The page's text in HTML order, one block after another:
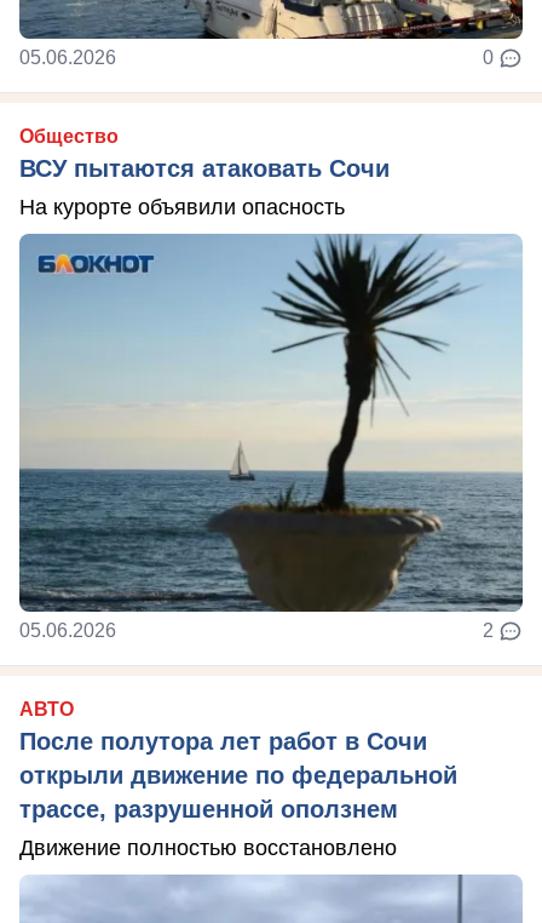
05.06.2026 0
Общество
ВСУ пытаются атаковать Сочи
На курорте объявили опасность
05.06.2026 2
АВТО
После полутора лет работ в Сочи
открыли движение по федеральной
трассе, разрушенной оползнем
Движение полностью восстановлено